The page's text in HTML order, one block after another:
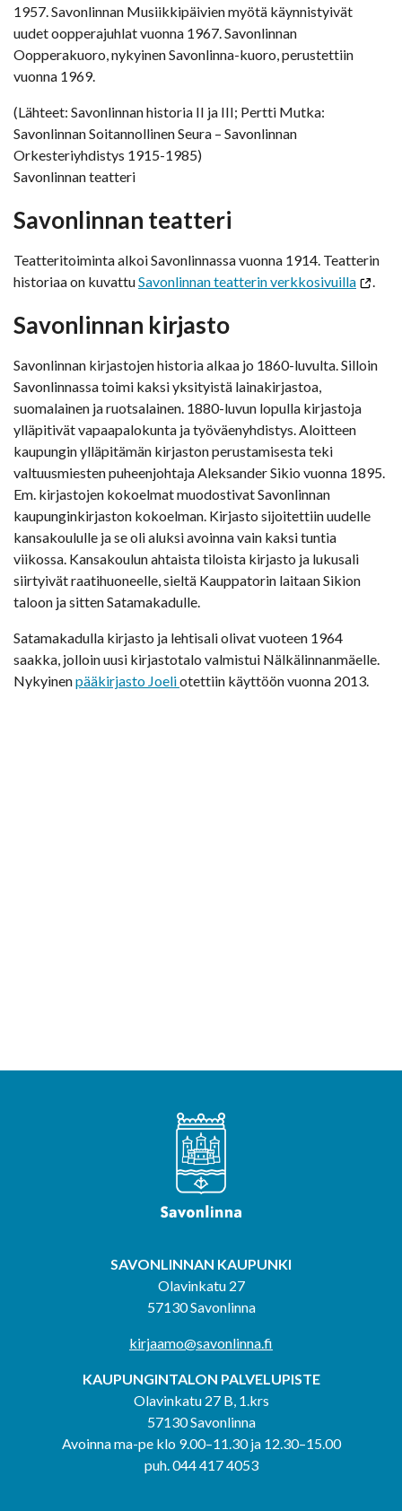
1957. Savonlinnan Musiikkipäivien myötä käynnistyivät
uudet oopperajuhlat vuonna 1967. Savonlinnan
Oopperakuoro, nykyinen Savonlinna-kuoro, perustettiin
vuonna 1969.
(Lähteet: Savonlinnan historia II ja III; Pertti Mutka:
Savonlinnan Soitannollinen Seura – Savonlinnan
Orkesteriyhdistys 1915-1985)
Savonlinnan teatteri
Savonlinnan teatteri
Teatteritoiminta alkoi Savonlinnassa vuonna 1914. Teatterin
historiaa on kuvattuSavonlinnan teatterin verkkosivuilla .
Savonlinnan kirjasto
Savonlinnan kirjastojen historia alkaa jo 1860-luvulta. Silloin
Savonlinnassa toimi kaksi yksityistä lainakirjastoa,
suomalainen ja ruotsalainen. 1880-luvun lopulla kirjastoja
ylläpitivät vapaapalokunta ja työväenyhdistys. Aloitteen
kaupungin ylläpitämän kirjaston perustamisesta teki
valtuusmiesten puheenjohtaja Aleksander Sikio vuonna 1895.
Em. kirjastojen kokoelmat muodostivat Savonlinnan
kaupunginkirjaston kokoelman. Kirjasto sijoitettiin uudelle
kansakoululle ja se oli aluksi avoinna vain kaksi tuntia
viikossa. Kansakoulun ahtaista tiloista kirjasto ja lukusali
siirtyivät raatihuoneelle, sieltä Kauppatorin laitaan Sikion
taloon ja sitten Satamakadulle.
Satamakadulla kirjasto ja lehtisali olivat vuoteen 1964
saakka, jolloin uusi kirjastotalo valmistui Nälkälinnanmäelle.
Nykyinenpääkirjasto Joeliotettiin käyttöön vuonna 2013.
SAVONLINNAN KAUPUNKI
Olavinkatu 27
57130 Savonlinna
kirjaamo@savonlinna.fi
KAUPUNGINTALON PALVELUPISTE
Olavinkatu 27 B, 1.krs
57130 Savonlinna
Avoinna ma-pe klo 9.00–11.30 ja 12.30–15.00
puh. 044 417 4053